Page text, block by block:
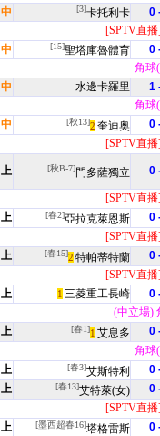
中 [3]卡托利卡
0
[SPTV直
中 [15]聖塔庫魯體育
0
角球
中 水邊卡羅里
1
角球
中 [秋13]2 奎迪奥
0
[SPTV直
上 [秋B-7]門多薩獨立 0
[SPTV直
上 [春2]亞拉克萊恩斯
0
[SPTV直
上 [春15]2 特帕蒂特蘭
0
[SPTV直
上 1 三菱重工長崎
0
(中立場)
上 [春1]1 艾息多
0
角球
上 [春3]艾斯特利
0
上 [春13]艾特萊(女)
0
[SPTV直
上 [墨西超春16]塔格雷斯
0